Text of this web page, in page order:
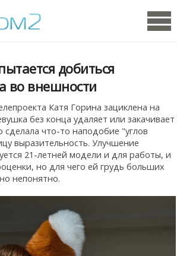
добиться
во внешности
Катя Горина зациклена на
без конца удаляет или закачивает
что-то наподобие "углов
выразительность. Улучшение
21-летней модели и для работы, и
но для чего ей грудь больших
непонятно.